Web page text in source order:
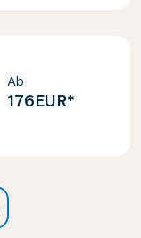
Ab
176EUR*